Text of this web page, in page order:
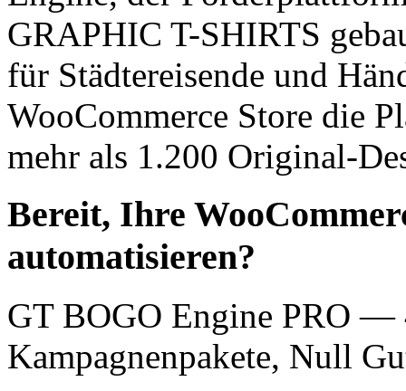
GRAPHIC T-SHIRTS
für Städtereisende und
WooCommerce Store die
mehr als 1.200 Original-
Bereit, Ihre
automatisieren?
GT BOGO Engine PRO —
Kampagnenpakete, Null